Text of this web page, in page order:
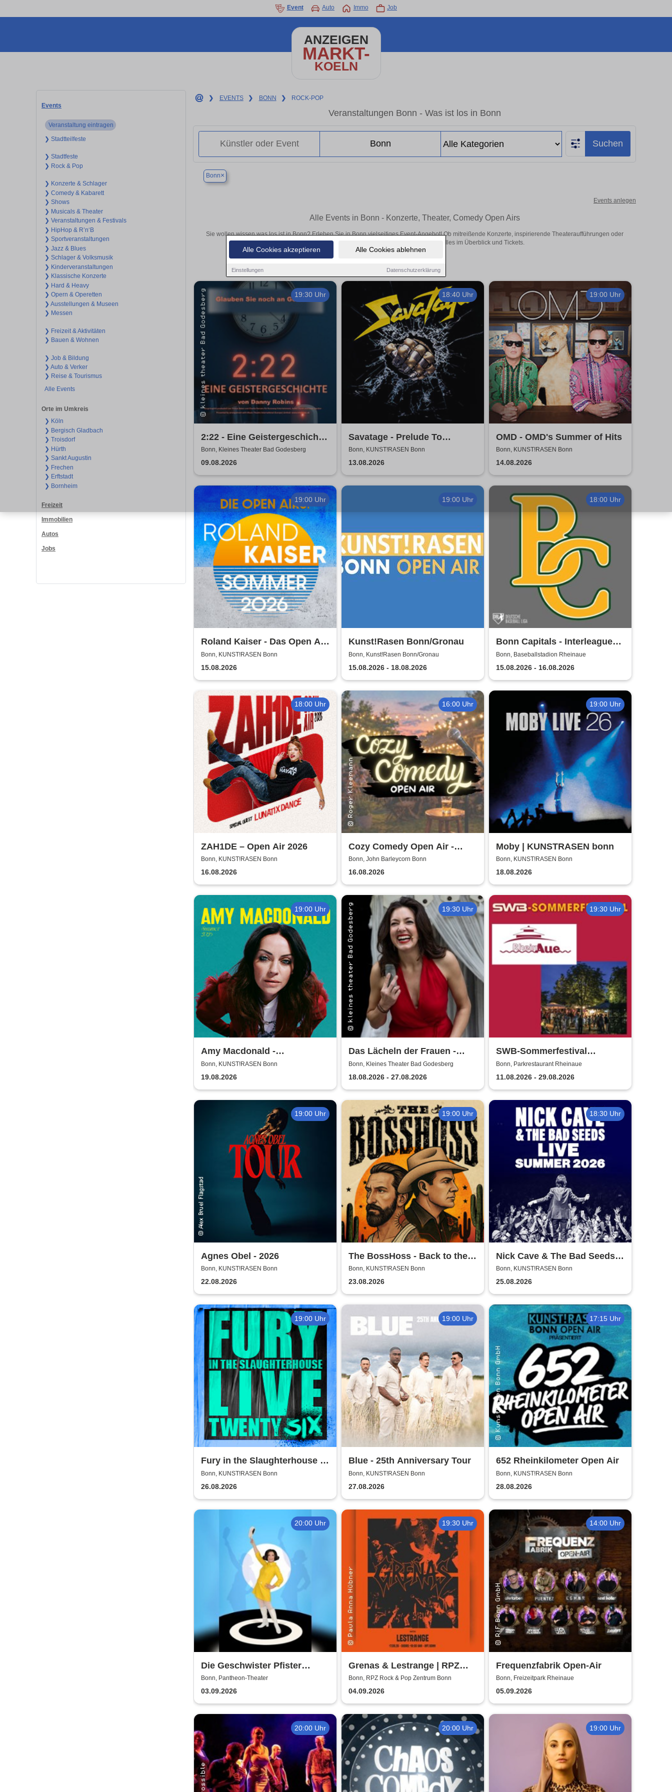
Alle Cookies akzeptieren Alle Cookies ablehnen
Einstellungen Datenschutzerklärung
Event Auto Immo Job
ANZEIGEN
MARKT-
KOELN
Events
Veranstaltung eintragen
❯ Stadtteilfeste
❯ Stadtfeste
❯ Rock & Pop
❯ Konzerte & Schlager
❯ Comedy & Kabarett
❯ Shows
❯ Musicals & Theater
❯ Veranstaltungen & Festivals
❯ HipHop & R’n‘B
❯ Sportveranstaltungen
❯ Jazz & Blues
❯ Schlager & Volksmusik
❯ Kinderveranstaltungen
❯ Klassische Konzerte
❯ Hard & Heavy
❯ Opern & Operetten
❯ Ausstellungen & Museen
❯ Messen
❯ Freizeit & Aktivitäten
❯ Bauen & Wohnen
❯ Job & Bildung
❯ Auto & Verker
❯ Reise & Tourismus
Alle Events
Orte im Umkreis
❯ Köln
❯ Bergisch Gladbach
❯ Troisdorf
❯ Hürth
❯ Sankt Augustin
❯ Frechen
❯ Erftstadt
❯ Bornheim
Freizeit
Immobilien
Autos
Jobs
❯ EVENTS ❯ BONN ❯ ROCK-POP
Veranstaltungen Bonn - Was ist los in Bonn
Suchen
Bonn×
Events anlegen
Alle Events in Bonn - Konzerte, Theater, Comedy Open Airs
Sie wollen wissen was los ist in Bonn? Erleben Sie in Bonn vielseitiges Event-Angebot! Ob mitreißende Konzerte, inspirierende Theateraufführungen oder
aufregende Veranstaltungen in Bonn – hier finden alles im Überblick und Tickets.
19:30 Uhr
2:22 - Eine Geistergeschichte
- kleines theater Bad
Godesberg
Bonn, Kleines Theater Bad Godesberg
09.08.2026
18:40 Uhr
Savatage - Prelude To
Madness - Summer Tour 2026
Bonn, KUNST!RASEN Bonn
13.08.2026
19:00 Uhr
OMD - OMD's Summer of Hits
Bonn, KUNST!RASEN Bonn
14.08.2026
19:00 Uhr
Roland Kaiser - Das Open Air
2026!
Bonn, KUNST!RASEN Bonn
15.08.2026
19:00 Uhr
Kunst!Rasen Bonn/Gronau
Bonn, Kunst!Rasen Bonn/Gronau
15.08.2026 - 18.08.2026
18:00 Uhr
Bonn Capitals - Interleague
Baseball 2026
Bonn, Baseballstadion Rheinaue
15.08.2026 - 16.08.2026
18:00 Uhr
ZAH1DE – Open Air 2026
Bonn, KUNST!RASEN Bonn
16.08.2026
16:00 Uhr
Cozy Comedy Open Air -
John Barleycorn Bonn
Bonn, John Barleycorn Bonn
16.08.2026
19:00 Uhr
Moby | KUNSTRASEN bonn
Bonn, KUNST!RASEN Bonn
18.08.2026
19:00 Uhr
Amy Macdonald -
Sommershows 2026
Bonn, KUNST!RASEN Bonn
19.08.2026
19:30 Uhr
Das Lächeln der Frauen -
kleines theater Bad
Godesberg
Bonn, Kleines Theater Bad Godesberg
18.08.2026 - 27.08.2026
19:30 Uhr
SWB-Sommerfestival
Rheinaue
Bonn, Parkrestaurant Rheinaue
11.08.2026 - 29.08.2026
19:00 Uhr
Agnes Obel - 2026
Bonn, KUNST!RASEN Bonn
22.08.2026
19:00 Uhr
The BossHoss - Back to the
Boots - LIVE - Summer 2026
Bonn, KUNST!RASEN Bonn
23.08.2026
18:30 Uhr
Nick Cave & The Bad Seeds -
Tour 2026
Bonn, KUNST!RASEN Bonn
25.08.2026
19:00 Uhr
Fury in the Slaughterhouse -
Fury Live Twenty Six
Bonn, KUNST!RASEN Bonn
26.08.2026
19:00 Uhr
Blue - 25th Anniversary Tour
Bonn, KUNST!RASEN Bonn
27.08.2026
17:15 Uhr
652 Rheinkilometer Open Air
Bonn, KUNST!RASEN Bonn
28.08.2026
20:00 Uhr
Die Geschwister Pfister
präsentieren: Peggy March,
Frau Huggenberger und ich -
Ursli Pfister
Bonn, Pantheon-Theater
03.09.2026
19:30 Uhr
Grenas & Lestrange | RPZ
Rock & Pop Zentrum Bonn
Bonn, RPZ Rock & Pop Zentrum Bonn
04.09.2026
14:00 Uhr
Frequenzfabrik Open-Air
Bonn, Freizeitpark Rheinaue
05.09.2026
20:00 Uhr 20:00 Uhr 19:00 Uhr